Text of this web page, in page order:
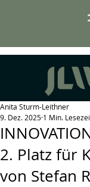
2. Platz für
von Stefan
Anita Sturm-Leithner
9. Dez. 2025 1 Min.